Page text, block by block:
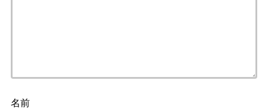
名前